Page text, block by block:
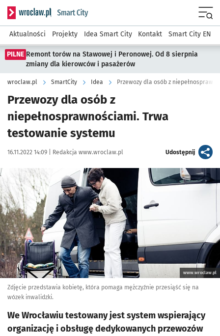
Serwis informacyjny wroclaw.pl podserwis: SmartCity
Aktualności Projekty Idea Smart City Kontakt Smart City EN
PILNE Remont torów na Stawowej i Peronowej. Od 8 sierpnia
zmiany dla kierowców i pasażerów
wroclaw.pl SmartCity Idea Przewozy dla osób z
Przewozy dla osób z
niepełnosprawnościami. Trwa
testowanie systemu
Data publikacji:
16.11.2022 14:09 | Autor:
Redakcja www.wroclaw.pl Udostępnijartykuł
Kliknij, aby powiększyć
www.wroclaw.pl
Zdjęcie przedstawia kobietę, która pomaga mężczyźnie przesiąść się na
wózek inwalidzki.
We Wrocławiu testowany jest system wspierający
organizację i obsługę dedykowanych przewozów